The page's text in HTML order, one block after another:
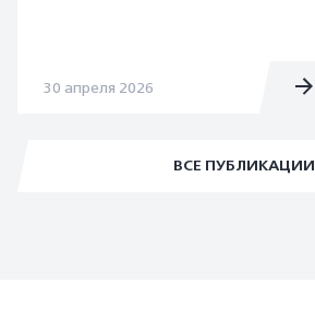
ВСЕ ПУБЛИКАЦИИ
30 апреля 2026